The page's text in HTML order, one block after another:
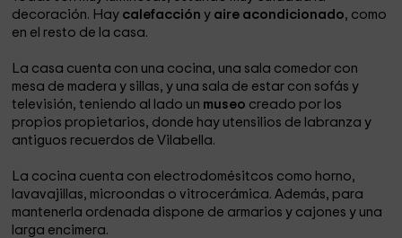
decoración. Hay calefacción y aire acondicionado, como
en el resto de la casa.
La casa cuenta con una cocina, una sala comedor con
mesa de madera y sillas, y una sala de estar con sofás y
televisión, teniendo al lado un museo creado por los
propios propietarios, donde hay utensilios de labranza y
antiguos recuerdos de Vilabella.
La cocina cuenta con electrodomésitcos como horno,
lavavajillas, microondas o vitrocerámica. Además, para
mantenerla ordenada dispone de armarios y cajones y una
larga encimera.